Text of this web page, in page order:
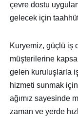
çevre dostu
gelecek için
Kuryemiz, güçlü iş
müşterilerine
gelen kuruluşlarla
hizmeti sunmak
ağımız sayesinde
zaman ve yerde